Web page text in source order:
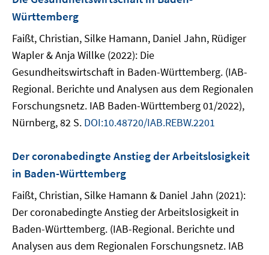
Württemberg
Faißt, Christian, Silke Hamann, Daniel Jahn, Rüdiger
Wapler & Anja Willke (2022): Die
Gesundheitswirtschaft in Baden-Württemberg. (IAB-
Regional. Berichte und Analysen aus dem Regionalen
Forschungsnetz. IAB Baden-Württemberg 01/2022),
Nürnberg, 82 S. DOI:10.48720/IAB.REBW.2201
Der coronabedingte Anstieg der Arbeitslosigkeit
in Baden-Württemberg
Faißt, Christian, Silke Hamann & Daniel Jahn (2021):
Der coronabedingte Anstieg der Arbeitslosigkeit in
Baden-Württemberg. (IAB-Regional. Berichte und
Analysen aus dem Regionalen Forschungsnetz. IAB